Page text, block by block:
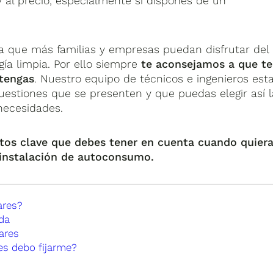
que más familias y empresas puedan disfrutar del
limpia. Por ello siemprete aconsejamos a que te
. Nuestro equipo de técnicos e ingenieros
que se presenten y que puedas elegir así
clave que debes tener en cuenta cuando
de autoconsumo.
debo fijarme?